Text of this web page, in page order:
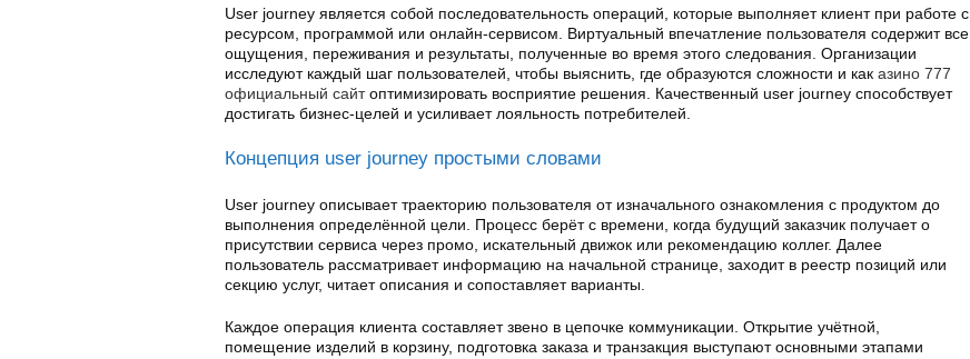
User journey является собой последовательность операций, которые выполняет клиент при работе с
ресурсом, программой или онлайн-сервисом. Виртуальный впечатление пользователя содержит все
ощущения, переживания и результаты, полученные во время этого следования. Организации
исследуют каждый шаг пользователей, чтобы выяснить, где образуются сложности и как азино 777
официальный сайтоптимизировать восприятие решения. Качественный user journey способствует
достигать бизнес-целей и усиливает лояльность потребителей.
Концепция user journey простыми словами
User journey описывает траекторию пользователя от изначального ознакомления с продуктом до
выполнения определённой цели. Процесс берёт с времени, когда будущий заказчик получает о
присутствии сервиса через промо, искательный движок или рекомендацию коллег. Далее
пользователь рассматривает информацию на начальной странице, заходит в реестр позиций или
секцию услуг, читает описания и сопоставляет варианты.
Каждое операция клиента составляет звено в цепочке коммуникации. Открытие учётной,
помещение изделий в корзину, подготовка заказа и транзакция выступают основными этапами